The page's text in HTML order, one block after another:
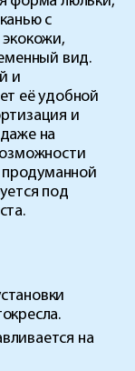
с
вид.
и
её удобной
и
на
продуманной
под
на